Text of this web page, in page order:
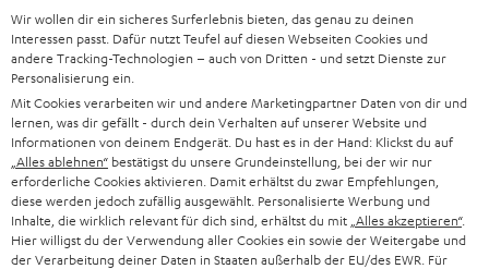
„Das Teufel CAGE PRO ist ein exzellentes kabelloses
Headset…“
www.playstationinfo.de
02.10.2024
Mehr...
Wir wollen dir ein sicheres Surferlebnis bieten, das genau zu deinen
Interessen passt. Dafür nutzt Teufel auf diesen Webseiten Cookies und
andere Tracking-Technologien – auch von Dritten - und setzt Dienste zur
Personalisierung ein.
Mit Cookies verarbeiten wir und andere Marketingpartner Daten von dir und
lernen, was dir gefällt - durch dein Verhalten auf unserer Website und
Informationen von deinem Endgerät. Du hast es in der Hand: Klickst du auf
„Alles ablehnen“ bestätigst du unsere Grundeinstellung, bei der wir nur
erforderliche Cookies aktivieren. Damit erhältst du zwar Empfehlungen,
diese werden jedoch zufällig ausgewählt. Personalisierte Werbung und
Inhalte, die wirklich relevant für dich sind, erhältst du mit „Alles akzeptieren“.
Hier willigst du der Verwendung aller Cookies ein sowie der Weitergabe und
der Verarbeitung deiner Daten in Staaten außerhalb der EU/des EWR. Für